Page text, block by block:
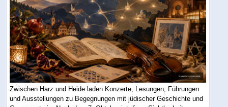
Zwischen Harz und Heide laden Konzerte, Lesungen, Führungen
und Ausstellungen zu Begegnungen mit jüdischer Geschichte und